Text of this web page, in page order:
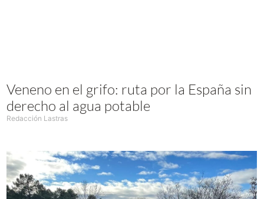
Veneno en el grifo: ruta por la España sin
derecho al agua potable
Redacción Lastras